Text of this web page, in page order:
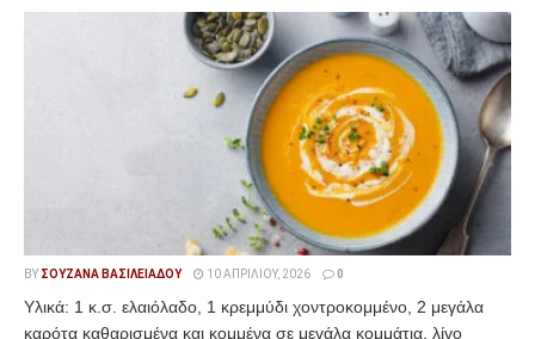
BY ΣΟΥΖΆΝΑ ΒΑΣΙΛΕΙΆΔΟΥ 10 ΑΠΡΙΛΊΟΥ, 2026 0
Υλικά: 1 κ.σ. ελαιόλαδο, 1 κρεμμύδι χοντροκομμένο, 2 μεγάλα
καρότα καθαρισμένα και κομμένα σε μεγάλα κομμάτια, λίγο